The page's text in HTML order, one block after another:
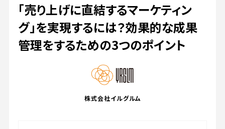
「売り上げに直結するマーケティン
グ」を実現するには？効果的な成果
管理をするための3つのポイント
株式会社イルグルム